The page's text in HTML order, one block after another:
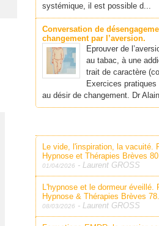
systémique, il est possible d...
Conversation de
changement par l’aversion.
Eprouver de
au tabac, à une
trait de caractère
Exercices pratiques
au désir de changement. Dr
Le vide, l'inspiration, la vacuité.
Hypnose et Thérapies Brèves
01/04/2026 - Laurent GROSS
L'hypnose et le dormeur éveillé.
Hypnose & Thérapies Brèves 78.
08/03/2026 - Laurent GROSS